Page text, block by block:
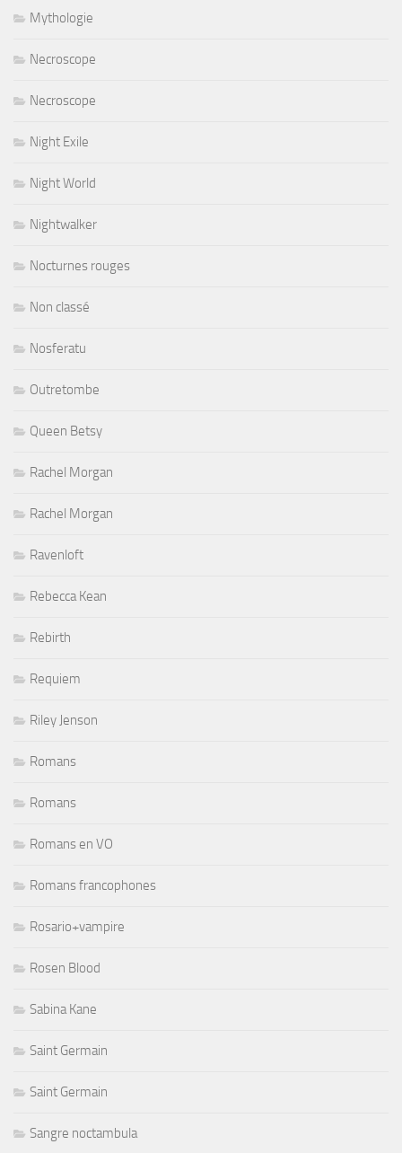
Mythologie
Necroscope
Necroscope
Night Exile
Night World
Nightwalker
Nocturnes rouges
Non classé
Nosferatu
Outretombe
Queen Betsy
Rachel Morgan
Rachel Morgan
Ravenloft
Rebecca Kean
Rebirth
Requiem
Riley Jenson
Romans
Romans
Romans en VO
Romans francophones
Rosario+vampire
Rosen Blood
Sabina Kane
Saint Germain
Saint Germain
Sangre noctambula